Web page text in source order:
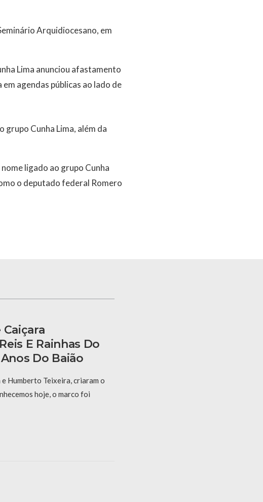
Arquidiocesano, em
Lima anunciou afastamento
agendas públicas ao lado de
grupo Cunha Lima, além da
ligado ao grupo Cunha
o deputado federal Romero
E Rainhas Do
Do Baião
Humberto Teixeira, criaram o
hoje, o marco foi